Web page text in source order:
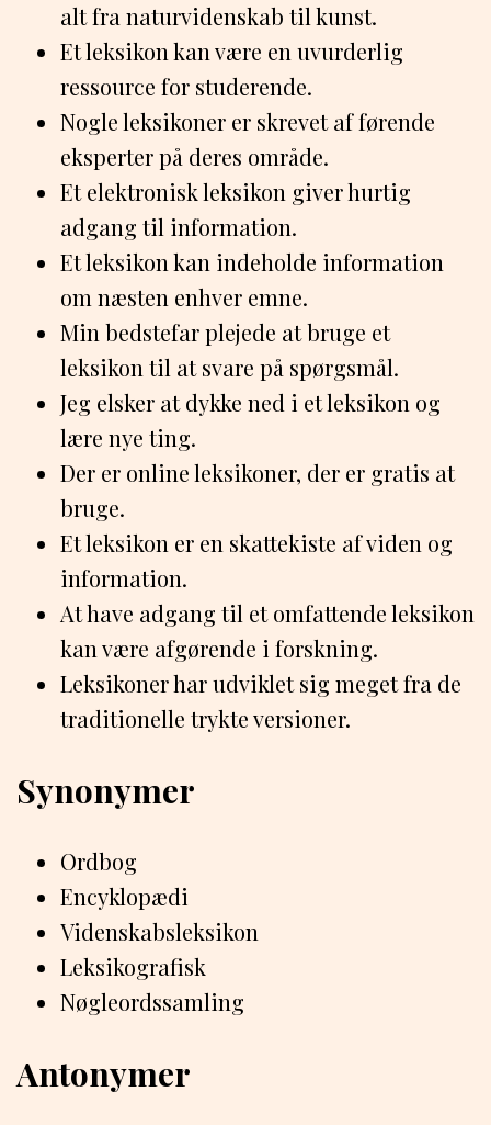
alt fra naturvidenskab til kunst.
Et leksikon kan være en uvurderlig
ressource for studerende.
Nogle leksikoner er skrevet af førende
eksperter på deres område.
Et elektronisk leksikon giver hurtig
adgang til information.
Et leksikon kan indeholde information
om næsten enhver emne.
Min bedstefar plejede at bruge et
leksikon til at svare på spørgsmål.
Jeg elsker at dykke ned i et leksikon og
lære nye ting.
Der er online leksikoner, der er gratis at
bruge.
Et leksikon er en skattekiste af viden og
information.
At have adgang til et omfattende leksikon
kan være afgørende i forskning.
Leksikoner har udviklet sig meget fra de
traditionelle trykte versioner.
Synonymer
Ordbog
Encyklopædi
Videnskabsleksikon
Leksikografisk
Nøgleordssamling
Antonymer